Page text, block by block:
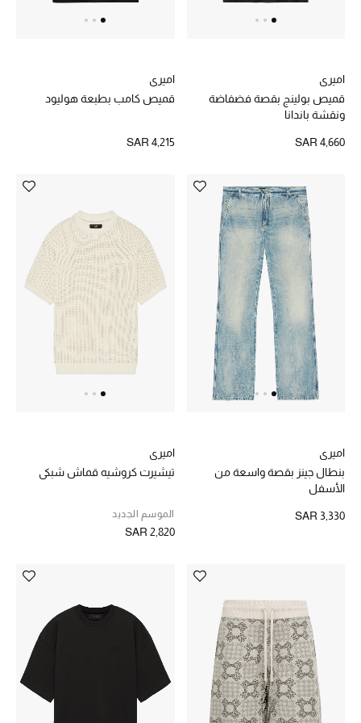
تسوقوا الأحذية
الجديد في عالم الجمال
الأكثر مبيعاً
العطور
مكتشف العطور
المكياج
مستحضرات العناية
مستحضرات الاستحمام والعناية بالجسم
دليل مستلزمات الجمال
أبرز الماركات
اميري
قميص بولينج بقصة فضفاضة
ونقشة باندانا
SAR 4,660
اميري
قميص كامب بطبعة هوليود
SAR 4,215
اميري
بنطال جينز بقصة واسعة من
الأسفل
SAR 3,330
اميري
تيشيرت كروشيه قماش شبكي
الموسم الجديد
SAR 2,820